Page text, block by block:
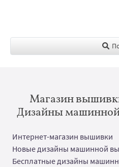
Магазин
Дизайны
Интернет-магазин вышивки
Новые дизайны машинной
Бесплатные дизайны